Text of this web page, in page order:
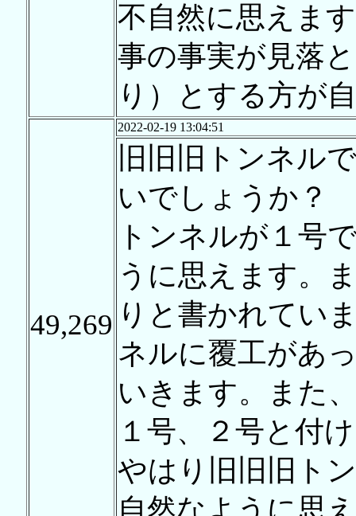
不自然に思えま
事の事実が見落
り）とする方が
49,269
2022-02-19 13:04:51
旧旧旧トンネル
いでしょうか？
トンネルが１号
うに思えます。
りと書かれてい
ネルに覆工があ
いきます。また
１号、２号と付
やはり旧旧旧ト